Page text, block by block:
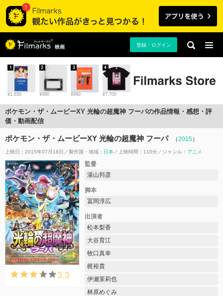
映画 登録・ログイン
¥1,650
1
¥990
2
¥990
3
¥7,700
4
ポケモン・ザ・ムービーXY 光輪の超魔神 フーパの作品情報・感想・評
価・動画配信
ポケモン・ザ・ムービーXY 光輪の超魔神 フーパ （2015）
上映日：2015年07月18日 製作国・地域： 日本 上映時間：110分 ジャンル： アニメ
3.3
監督
湯山邦彦
脚本
冨岡淳広
出演者
松本梨香
大谷育江
牧口真幸
梶裕貴
伊瀬茉莉也
林原めぐみ